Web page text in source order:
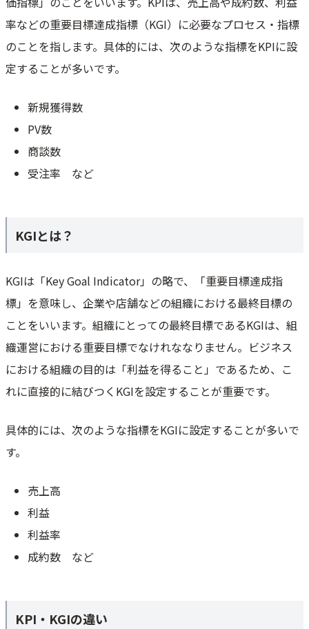
率などの重要目標達成指標（KGI）に必要なプロセス・指標
のことを指します。具体的には、次のような指標をKPIに設
定することが多いです。
新規獲得数
PV数
商談数
受注率 など
KGIとは？
KGIは「Key Goal Indicator」の略で、「重要目標達成指
標」を意味し、企業や店舗などの組織における最終目標の
ことをいいます。組織にとっての最終目標であるKGIは、組
織運営における重要目標でなけれななりません。ビジネス
における組織の目的は「利益を得ること」であるため、こ
れに直接的に結びつくKGIを設定することが重要です。
具体的には、次のような指標をKGIに設定することが多いで
す。
売上高
利益
利益率
成約数 など
KPI・KGIの違い